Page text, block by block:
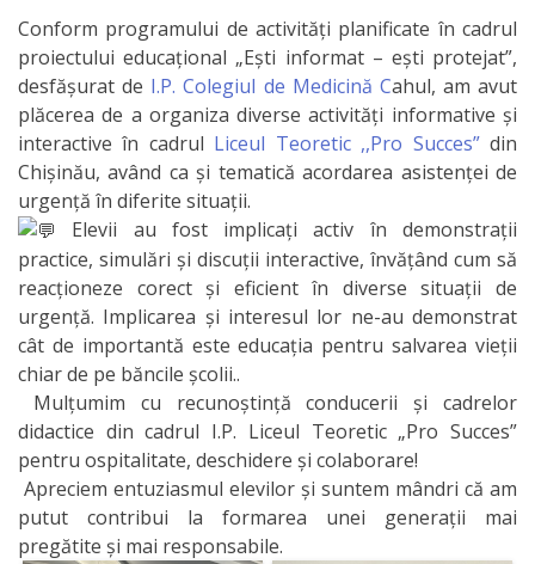
Instruirea
practică
Voluntariat
Asigurarea
calității
Activității
CEIAC
Нормативные
акты
Internațional
Conform programului de activități planificate în cadrul
proiectului educațional „Ești informat – ești protejat”,
desfășurat de I.P. Colegiul de Medicină Cahul, am avut
plăcerea de a organiza diverse activități informative și
interactive în cadrul Liceul Teoretic ,,Pro Succes”din
Chișinău, având ca și tematică acordarea asistenței de
urgență în diferite situații.
Elevii au fost implicați activ în demonstrații
practice, simulări și discuții interactive, învățând cum să
reacționeze corect și eficient în diverse situații de
urgență. Implicarea și interesul lor ne-au demonstrat
cât de importantă este educația pentru salvarea vieții
chiar de pe băncile școlii..
Mulțumim cu recunoștință conducerii și cadrelor
didactice din cadrul I.P. Liceul Teoretic „Pro Succes”
pentru ospitalitate, deschidere și colaborare!
Apreciem entuziasmul elevilor și suntem mândri că am
putut contribui la formarea unei generații mai
pregătite și mai responsabile.